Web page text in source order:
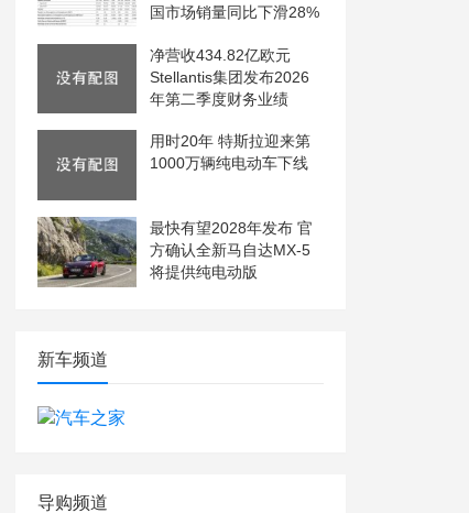
国市场销量同比下滑28%
净营收434.82亿欧元
Stellantis集团发布2026
年第二季度财务业绩
用时20年 特斯拉迎来第
1000万辆纯电动车下线
最快有望2028年发布 官
方确认全新马自达MX-5
将提供纯电动版
新车频道
导购频道